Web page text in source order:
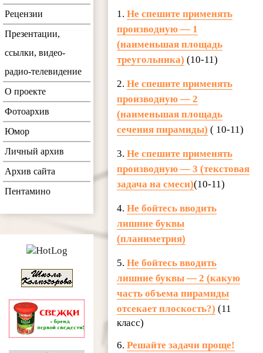
1.Не спешите применять
производную — 1
(наименьшая площадь
треугольника) (10-11)
2.Не спешите применять
производную — 2
(наименьшая площадь
сечения пирамиды) ( 10-11)
3.Не спешите применять
производную — 3 (текстовая
задача на смеси)(10-11)
4.Не бойтесь вводить
лишние буквы
(планиметрия)
5.Не бойтесь вводить
лишние буквы — 2 (какую
часть объема пирамиды
отсекает плоскость?) (11
класс)
6.Решайте задачи проще!
Рецензии
Презентации,
ссылки, видео-
радио-телевидение
О проекте
Фотоархив
Юмор
Личный архив
Архив сайта
Пентамино